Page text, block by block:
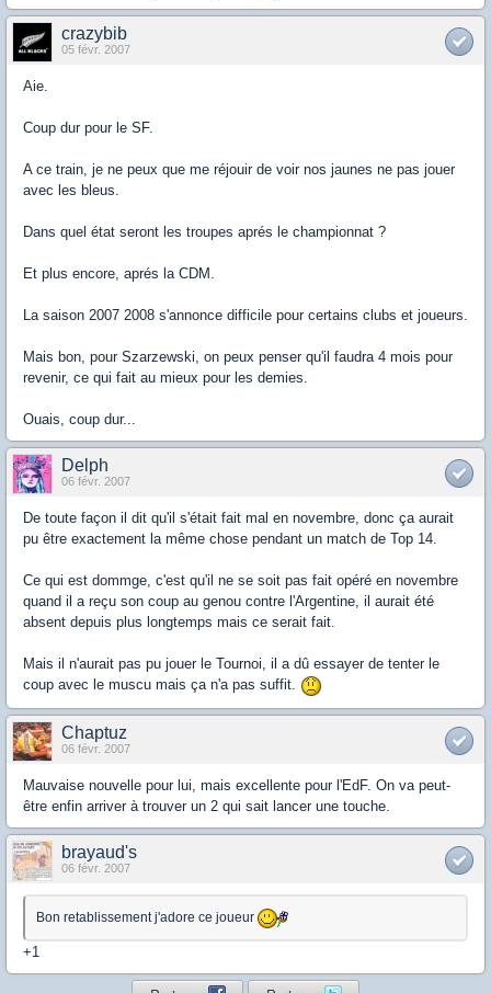
crazybib
05 févr. 2007
Aie.
Coup dur pour le SF.
A ce train, je ne peux que me réjouir de voir nos jaunes ne pas jouer
avec les bleus.
Dans quel état seront les troupes aprés le championnat ?
Et plus encore, aprés la CDM.
La saison 2007 2008 s'annonce difficile pour certains clubs et joueurs.
Mais bon, pour Szarzewski, on peux penser qu'il faudra 4 mois pour
revenir, ce qui fait au mieux pour les demies.
Ouais, coup dur...
Delph
06 févr. 2007
De toute façon il dit qu'il s'était fait mal en novembre, donc ça aurait
pu être exactement la même chose pendant un match de Top 14.
Ce qui est dommge, c'est qu'il ne se soit pas fait opéré en novembre
quand il a reçu son coup au genou contre l'Argentine, il aurait été
absent depuis plus longtemps mais ce serait fait.
Mais il n'aurait pas pu jouer le Tournoi, il a dû essayer de tenter le
coup avec le muscu mais ça n'a pas suffit.
Chaptuz
06 févr. 2007
Mauvaise nouvelle pour lui, mais excellente pour l'EdF. On va peut-
être enfin arriver à trouver un 2 qui sait lancer une touche.
brayaud's
06 févr. 2007
Bon retablissement j'adore ce joueur
+1